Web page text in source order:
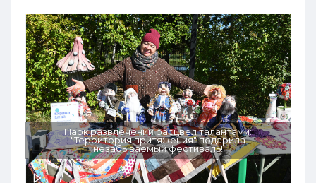
Парк развлечений расцвел талантами:
"Территория притяжения" подарила
незабываемый фестиваль!